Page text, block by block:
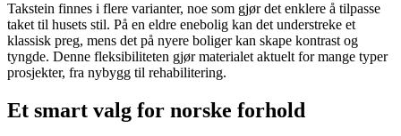
Takstein finnes i flere varianter, noe som gjør det enklere å tilpasse
taket til husets stil. På en eldre enebolig kan det understreke et
klassisk preg, mens det på nyere boliger kan skape kontrast og
tyngde. Denne fleksibiliteten gjør materialet aktuelt for mange typer
prosjekter, fra nybygg til rehabilitering.
Et smart valg for norske forhold